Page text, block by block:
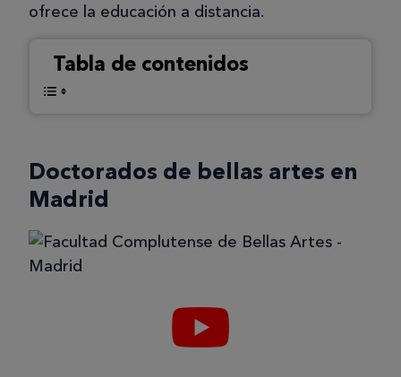
ofrece la educación a distancia.
Tabla de contenidos
Doctorados de bellas artes en
Madrid